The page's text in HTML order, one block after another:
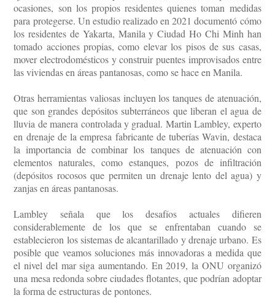
ocasiones, son los propios residentes quienes toman medidas
para protegerse. Un estudio realizado en 2021 documentó cómo
los residentes de Yakarta, Manila y Ciudad Ho Chi Minh han
tomado acciones propias, como elevar los pisos de sus casas,
mover electrodomésticos y construir puentes improvisados entre
las viviendas en áreas pantanosas, como se hace en Manila.
Otras herramientas valiosas incluyen los tanques de atenuación,
que son grandes depósitos subterráneos que liberan el agua de
lluvia de manera controlada y gradual. Martin Lambley, experto
en drenaje de la empresa fabricante de tuberías Wavin, destaca
la importancia de combinar los tanques de atenuación con
elementos naturales, como estanques, pozos de infiltración
(depósitos rocosos que permiten un drenaje lento del agua) y
zanjas en áreas pantanosas.
Lambley señala que los desafíos actuales difieren
considerablemente de los que se enfrentaban cuando se
establecieron los sistemas de alcantarillado y drenaje urbano. Es
posible que veamos soluciones más innovadoras a medida que
el nivel del mar siga aumentando. En 2019, la ONU organizó
una mesa redonda sobre ciudades flotantes, que podrían adoptar
la forma de estructuras de pontones.